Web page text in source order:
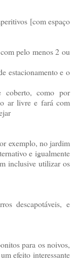
[com espaço
pelo menos 2 ou
estacionamento e o
coberto, como por
ar livre e fará com
exemplo, no jardim
e igualmente
inclusive utilizar os
descapotáveis, e
para os noivos,
efeito interessante